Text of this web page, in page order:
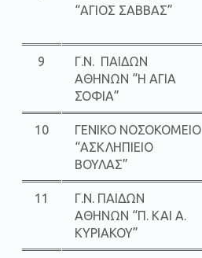
“ΑΓΙΟΣ ΣΑΒΒΑΣ”
9
Γ.Ν. ΠΑΙΔΩΝ
ΑΘΗΝΩΝ “Η ΑΓΙΑ
ΣΟΦΙΑ”
10
ΓΕΝΙΚΟ ΝΟΣΟΚΟΜΕΙΟ
“ΑΣΚΛΗΠΙΕΙΟ
ΒΟΥΛΑΣ”
11
Γ.Ν. ΠΑΙΔΩΝ
ΑΘΗΝΩΝ “Π. ΚΑΙ Α.
ΚΥΡΙΑΚΟΥ”